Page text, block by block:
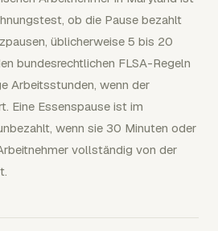
ob die Pause bezahlt
üblicherweise 5 bis 20
bundesrechtlichen FLSA-Regeln
Arbeitsstunden, wenn der
Eine Essenspause ist im
wenn sie 30 Minuten oder
vollständig von der